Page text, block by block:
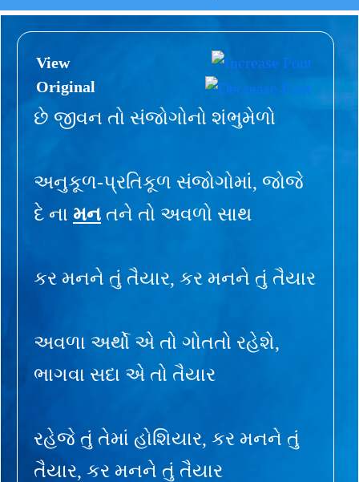
View
Original
છે જીવન તો સંજોગોનો શંભુમેળો
અનુકૂળ-પ્રતિકૂળ સંજોગોમાં, જોજે
દે ના મન તને તો અવળો સાથ
કર મનને તું તૈયાર, કર મનને તું તૈયાર
અવળા અર્થો એ તો ગોતતો રહેશે,
ભાગવા સદા એ તો તૈયાર
રહેજે તું તેમાં હોશિયાર, કર મનને તું
તૈયાર, કર મનને તું તૈયાર